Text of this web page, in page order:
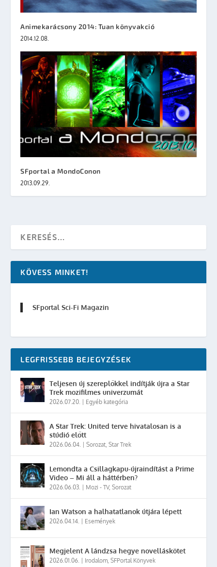
Animekarácsony 2014: Tuan könyvakció
2014.12.08.
SFportal a MondoConon
2013.09.29.
KÖVESS MINKET!
SFportal Sci-Fi Magazin
LEGFRISSEBB BEJEGYZÉSEK
Teljesen új szereplőkkel indítják újra a Star
Trek mozifilmes univerzumát
2026.07.20. Egyéb kategória
A Star Trek: United terve hivatalosan is a
stúdió előtt
2026.06.04. |Sorozat,Star Trek
Lemondta a Csillagkapu-újraindítást a Prime
Video – Mi áll a háttérben?
2026.06.03. Mozi - TV,Sorozat
Ian Watson a halhatatlanok útjára lépett
2026.04.14. Események
Megjelent A lándzsa hegye novelláskötet
2026.01.06. Irodalom,SFPortal Könyvek